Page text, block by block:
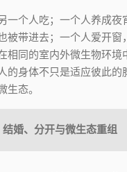
一个人吃；一个人养成夜
被带进去；一个人爱开窗
相同的室内外微生物环境
的身体不只是适应彼此的
生态。
结婚、分开与微生态重组